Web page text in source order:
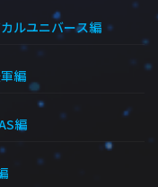
ルユニバース編
編
編